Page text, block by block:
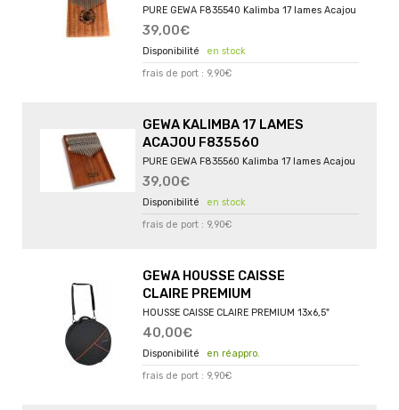
PURE GEWA F835540 Kalimba 17 lames Acajou
39,00€
en stock
frais de port : 9,90€
GEWA KALIMBA 17 LAMES
ACAJOU F835560
PURE GEWA F835560 Kalimba 17 lames Acajou
39,00€
en stock
frais de port : 9,90€
GEWA HOUSSE CAISSE
CLAIRE PREMIUM
HOUSSE CAISSE CLAIRE PREMIUM 13x6,5"
40,00€
en réappro.
frais de port : 9,90€